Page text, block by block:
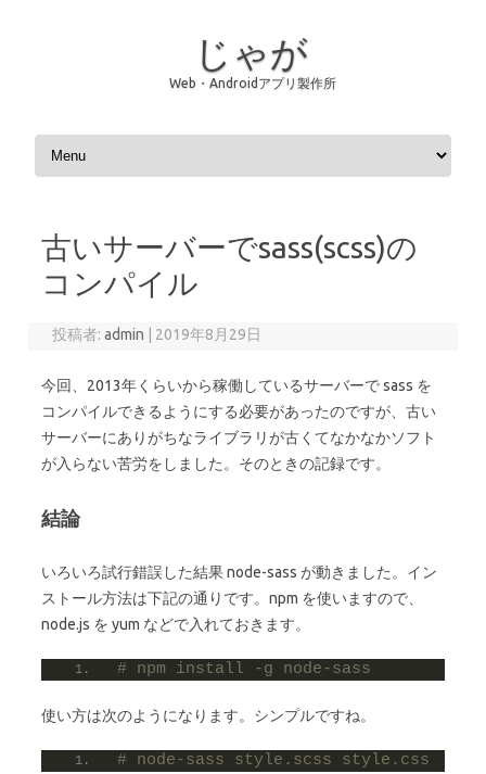
じゃが
Web・Androidアプリ製作所
コンテンツへスキップ
古いサーバーでsass(scss)の
コンパイル
投稿者:admin 2019年8月29日
今回、2013年くらいから稼働しているサーバーで sass を
コンパイルできるようにする必要があったのですが、古い
サーバーにありがちなライブラリが古くてなかなかソフト
が入らない苦労をしました。そのときの記録です。
結論
いろいろ試行錯誤した結果 node-sass が動きました。イン
ストール方法は下記の通りです。npm を使いますので、
node.js を yum などで入れておきます。
# npm install -g node-sass
使い方は次のようになります。シンプルですね。
# node-sass style.scss style.css